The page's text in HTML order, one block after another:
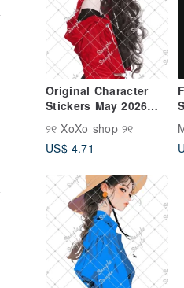
Original Character
Stickers May 2026
New Release
୨୧ XoXo shop ୨୧
US$ 4.71